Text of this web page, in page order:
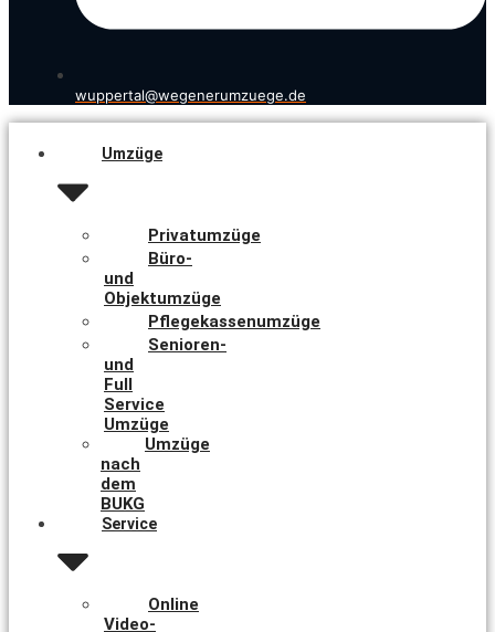
wuppertal@wegenerumzuege.de
Umzüge
Privatumzüge
Büro-
und
Objektumzüge
Pflegekassenumzüge
Senioren-
und
Full
Service
Umzüge
Umzüge
nach
dem
BUKG
Service
Online
Video-